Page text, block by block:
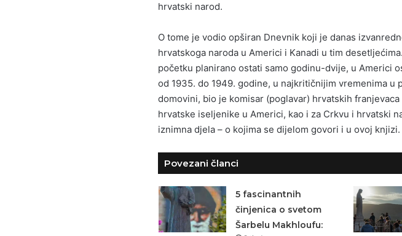
hrvatski narod.
O tome je vodio opširan Dnevnik koji je danas
hrvatskoga naroda u Americi i Kanadi u tim
početku planirano ostati samo godinu-dvije, u Americi
od 1935. do 1949. godine, u najkritičnijim vremenima u
domovini, bio je komisar (poglavar) hrvatskih
hrvatske iseljenike u Americi, kao i za Crkvu i hrvatski
iznimna djela – o kojima se dijelom govori i u ovoj knjizi.
Povezani članci
5 fascinantnih
činjenica o svetom
Šarbelu Makhloufu: